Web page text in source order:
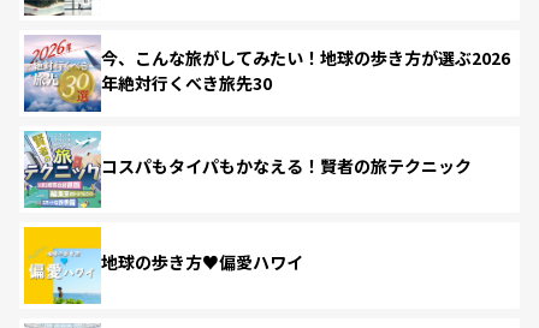
今、こんな旅がしてみたい！地球の歩き方が選ぶ2026
年絶対行くべき旅先30
コスパもタイパもかなえる！賢者の旅テクニック
地球の歩き方♥偏愛ハワイ